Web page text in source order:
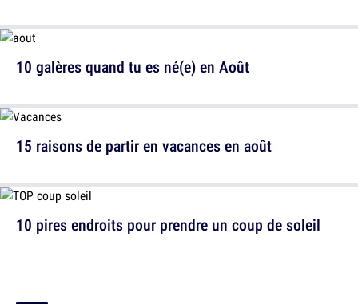
15 raisons de partir en vacances en août
10 galères quand tu es né(e) en Août
10 pires endroits pour prendre un coup de soleil